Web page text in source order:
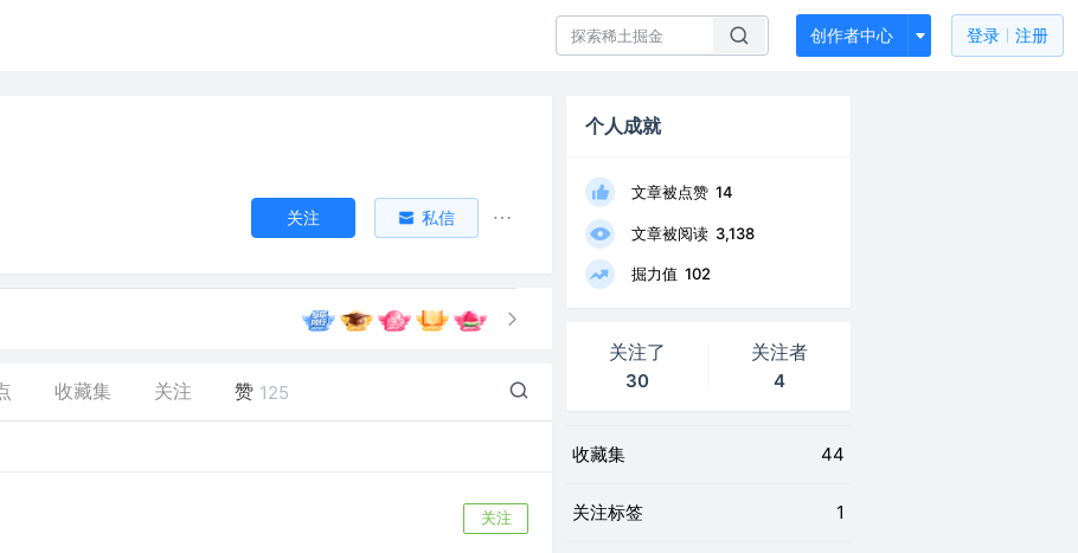
创作者中心 登录 注册
关注 私信
收藏集 关注 赞 125
关注
个人成就
文章被点赞 14
文章被阅读 3,138
掘力值 102
关注了
30
关注者
4
收藏集 44
关注标签 1